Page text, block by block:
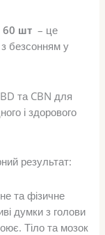
60 шт – це
безсонням у
та CBN для
і здорового
результат:
та фізичне
думки з голови
Тіло та мозок